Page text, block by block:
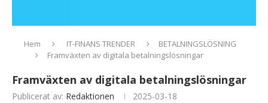
Hem IT-FINANS TRENDER
BETALNINGSLÖSNING
Framväxten av digitala betalningslösningar
Framväxten av digitala betalningslösningar
Publicerat av: Redaktionen 2025-03-18